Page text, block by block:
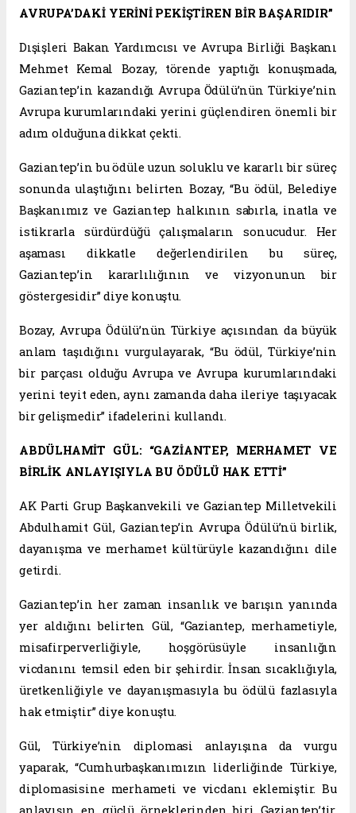
AVRUPA’DAKİ YERİNİ PEKİŞTİREN BİR BAŞARIDIR”
Dışişleri Bakan Yardımcısı ve Avrupa Birliği Başkanı
Mehmet Kemal Bozay, törende yaptığı konuşmada,
Gaziantep’in kazandığı Avrupa Ödülü’nün Türkiye’nin
Avrupa kurumlarındaki yerini güçlendiren önemli bir
adım olduğuna dikkat çekti.
Gaziantep’in bu ödüle uzun soluklu ve kararlı bir süreç
sonunda ulaştığını belirten Bozay, “Bu ödül, Belediye
Başkanımız ve Gaziantep halkının sabırla, inatla ve
istikrarla sürdürdüğü çalışmaların sonucudur. Her
aşaması dikkatle değerlendirilen bu süreç,
Gaziantep’in kararlılığının ve vizyonunun bir
göstergesidir” diye konuştu.
Bozay, Avrupa Ödülü’nün Türkiye açısından da büyük
anlam taşıdığını vurgulayarak, “Bu ödül, Türkiye’nin
bir parçası olduğu Avrupa ve Avrupa kurumlarındaki
yerini teyit eden, aynı zamanda daha ileriye taşıyacak
bir gelişmedir” ifadelerini kullandı.
ABDÜLHAMİT GÜL: “GAZİANTEP, MERHAMET VE
BİRLİK ANLAYIŞIYLA BU ÖDÜLÜ HAK ETTİ”
AK Parti Grup Başkanvekili ve Gaziantep Milletvekili
Abdulhamit Gül, Gaziantep’in Avrupa Ödülü’nü birlik,
dayanışma ve merhamet kültürüyle kazandığını dile
getirdi.
Gaziantep’in her zaman insanlık ve barışın yanında
yer aldığını belirten Gül, “Gaziantep, merhametiyle,
misafirperverliğiyle, hoşgörüsüyle insanlığın
vicdanını temsil eden bir şehirdir. İnsan sıcaklığıyla,
üretkenliğiyle ve dayanışmasıyla bu ödülü fazlasıyla
hak etmiştir” diye konuştu.
Gül, Türkiye’nin diplomasi anlayışına da vurgu
yaparak, “Cumhurbaşkanımızın liderliğinde Türkiye,
diplomasisine merhameti ve vicdanı eklemiştir. Bu